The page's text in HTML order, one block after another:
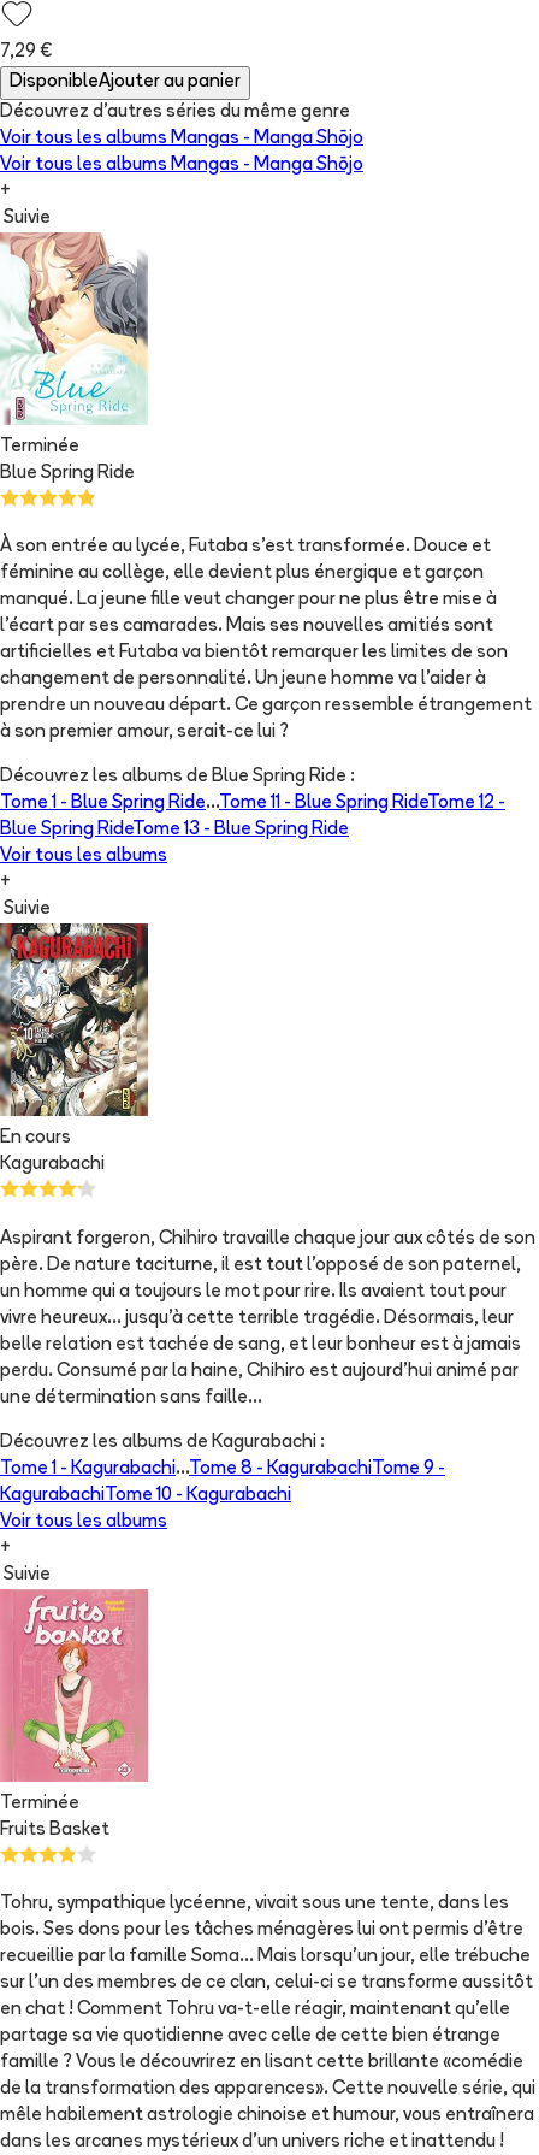
7,29 €
DisponibleAjouter au panier
Découvrez d'autres séries du même genre
Voir tous les albums Mangas - Manga Shōjo
Voir tous les albums Mangas - Manga Shōjo
+
Suivie
Terminée
Blue Spring Ride
À son entrée au lycée, Futaba s'est transformée. Douce et
féminine au collège, elle devient plus énergique et garçon
manqué. La jeune fille veut changer pour ne plus être mise à
l'écart par ses camarades. Mais ses nouvelles amitiés sont
artificielles et Futaba va bientôt remarquer les limites de son
changement de personnalité. Un jeune homme va l'aider à
prendre un nouveau départ. Ce garçon ressemble étrangement
à son premier amour, serait-ce lui ?
Découvrez les albums de Blue Spring Ride :
Tome 1 - Blue Spring Ride...Tome 11 - Blue Spring RideTome 12 -
Blue Spring RideTome 13 - Blue Spring Ride
Voir tous les albums
+
Suivie
En cours
Kagurabachi
Aspirant forgeron, Chihiro travaille chaque jour aux côtés de son
père. De nature taciturne, il est tout l'opposé de son paternel,
un homme qui a toujours le mot pour rire. Ils avaient tout pour
vivre heureux... jusqu'à cette terrible tragédie. Désormais, leur
belle relation est tachée de sang, et leur bonheur est à jamais
perdu. Consumé par la haine, Chihiro est aujourd'hui animé par
une détermination sans faille...
Découvrez les albums de Kagurabachi :
Tome 1 - Kagurabachi...Tome 8 - Kagurabachi Tome 9 -
Kagurabachi Tome 10 - Kagurabachi
Voir tous les albums
+
Suivie
Terminée
Fruits Basket
Tohru, sympathique lycéenne, vivait sous une tente, dans les
bois. Ses dons pour les tâches ménagères lui ont permis d'être
recueillie par la famille Soma... Mais lorsqu'un jour, elle trébuche
sur l'un des membres de ce clan, celui-ci se transforme aussitôt
en chat ! Comment Tohru va-t-elle réagir, maintenant qu'elle
partage sa vie quotidienne avec celle de cette bien étrange
famille ? Vous le découvrirez en lisant cette brillante «comédie
de la transformation des apparences». Cette nouvelle série, qui
mêle habilement astrologie chinoise et humour, vous entraînera
dans les arcanes mystérieux d'un univers riche et inattendu !